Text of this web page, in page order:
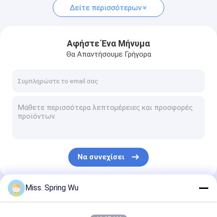
Δείτε περισσότερων
Αφήστε Ένα Μήνυμα
Θα Απαντήσουμε Γρήγορα
Να συνεχίσει
Οι Κατηγορίες Μας
Miss. Spring Wu